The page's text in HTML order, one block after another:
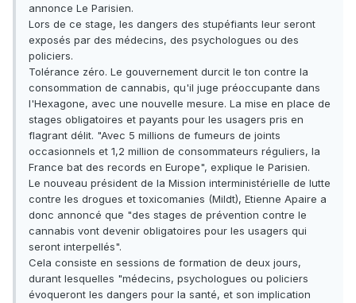
annonce Le Parisien.
Lors de ce stage, les dangers des stupéfiants leur seront
exposés par des médecins, des psychologues ou des
policiers.
Tolérance zéro. Le gouvernement durcit le ton contre la
consommation de cannabis, qu'il juge préoccupante dans
l'Hexagone, avec une nouvelle mesure. La mise en place de
stages obligatoires et payants pour les usagers pris en
flagrant délit. "Avec 5 millions de fumeurs de joints
occasionnels et 1,2 million de consommateurs réguliers, la
France bat des records en Europe", explique le Parisien.
Le nouveau président de la Mission interministérielle de lutte
contre les drogues et toxicomanies (Mildt), Etienne Apaire a
donc annoncé que "des stages de prévention contre le
cannabis vont devenir obligatoires pour les usagers qui
seront interpellés".
Cela consiste en sessions de formation de deux jours,
durant lesquelles "médecins, psychologues ou policiers
évoqueront les dangers pour la santé, et son implication